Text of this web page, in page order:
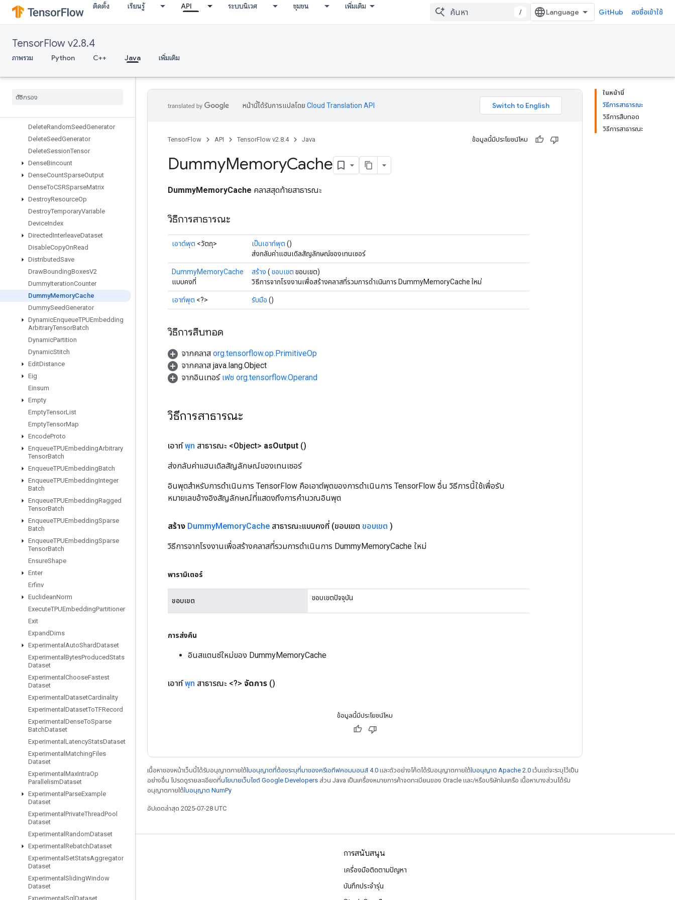
ติดตั้ง เรียนรู้ API ระบบนิเวศ ชุมชน เพิ่มเติม
/ GitHub ลงชื่อเข้าใช้
TensorFlow v2.8.4
ภาพรวม Python C++ Java เพิ่มเติม
DebugNanCount
DebugNumericSummary
DecodeImage
DecodePaddedRaw
DeepCopy
DeleteRandomSeedGenerator
DeleteSeedGenerator
DeleteSessionTensor
DenseBincount
DenseCountSparseOutput
DenseToCSRSparseMatrix
DestroyResourceOp
DestroyTemporaryVariable
DeviceIndex
DirectedInterleaveDataset
DisableCopyOnRead
DistributedSave
DrawBoundingBoxesV2
DummyIterationCounter
DummyMemoryCache
DummySeedGenerator
DynamicEnqueueTPUEmbedding
ArbitraryTensorBatch
DynamicPartition
DynamicStitch
EditDistance
Eig
Einsum
Empty
EmptyTensorList
EmptyTensorMap
EncodeProto
EnqueueTPUEmbeddingArbitrary
TensorBatch
EnqueueTPUEmbeddingBatch
EnqueueTPUEmbeddingInteger
Batch
EnqueueTPUEmbeddingRagged
TensorBatch
EnqueueTPUEmbeddingSparse
Batch
EnqueueTPUEmbeddingSparse
TensorBatch
EnsureShape
Enter
Erfinv
EuclideanNorm
ExecuteTPUEmbeddingPartitioner
Exit
ExpandDims
Experimental AutoShardDataset
Experimental BytesProducedStats
Dataset
Experimental ChooseFastest
Dataset
Experimental DatasetCardinality
Experimental DatasetToTFRecord
Experimental DenseToSparse
BatchDataset
Experimental LatencyStatsDataset
Experimental MatchingFiles
Dataset
Experimental MaxIntraOp
ParallelismDataset
Experimental ParseExample
Dataset
Experimental PrivateThreadPool
Dataset
Experimental RandomDataset
Experimental RebatchDataset
Experimental SetStatsAggregator
Dataset
Experimental SlidingWindow
Dataset
Experimental Sql Dataset
ในหน้านี้
วิธีการสาธารณะ
วิธีการสืบทอด
วิธีการสาธารณะ
หน้านี้ได้รับการแปลโดย Cloud Translation API
TensorFlow API TensorFlow v2.8.4 Java ข้อมูลนี้มีประโยชน์ไหม
DummyMemoryCache
DummyMemoryCache คลาสสุดท้ายสาธารณะ
วิธีการสาธารณะ
เอาต์พุต <วัตถุ> เป็นเอาท์พุต ()
ส่งกลับค่าแฮนเดิลสัญลักษณ์ของเทนเซอร์
DummyMemoryCache
แบบคงที่
สร้าง ( ขอบเขต ขอบเขต)
วิธีการจากโรงงานเพื่อสร้างคลาสที่รวมการดำเนินการ DummyMemoryCache ใหม่
เอาท์พุต <?> รับมือ ()
วิธีการสืบทอด
จากคลาส org.tensorflow.op.PrimitiveOp
จากคลาส java.lang.Object
จากอินเทอร์ เฟซ org.tensorflow.Operand
วิธีการสาธารณะ
เอาท์พุท สาธารณะ <Object> asOutput ()
ส่งกลับค่าแฮนเดิลสัญลักษณ์ของเทนเซอร์
อินพุตสำหรับการดำเนินการ TensorFlow คือเอาต์พุตของการดำเนินการ TensorFlow อื่น วิธีการนี้ใช้เพื่อรับ
หมายเลขอ้างอิงสัญลักษณ์ที่แสดงถึงการคำนวณอินพุต
สร้าง DummyMemoryCache สาธารณะแบบคงที่ (ขอบเขต ขอบเขต )
วิธีการจากโรงงานเพื่อสร้างคลาสที่รวมการดำเนินการ DummyMemoryCache ใหม่
พารามิเตอร์
ขอบเขต ขอบเขตปัจจุบัน
การส่งคืน
อินสแตนซ์ใหม่ของ DummyMemoryCache
เอาท์พุท สาธารณะ <?> จัดการ ()
ข้อมูลนี้มีประโยชน์ไหม
เนื้อหาของหน้าเว็บนี้ได้รับอนุญาตภายใต้ใบอนุญาตที่ต้องระบุที่มาของครีเอทีฟคอมมอนส์ 4.0 และตัวอย่างโค้ดได้รับอนุญาตภายใต้ใบอนุญาต Apache 2.0 เว้นแต่จะระบุไว้เป็น
อย่างอื่น โปรดดูรายละเอียดที่นโยบายเว็บไซต์ Google Developers ส่วน Java เป็นเครื่องหมายการค้าจดทะเบียนของ Oracle และ/หรือบริษัทในเครือ เนื้อหาบางส่วนได้รับ
อนุญาตภายใต้ใบอนุญาต NumPy
อัปเดตล่าสุด 2025-07-28 UTC
เชื่อมต่อเสมอ
ฟอรัม
การสนับสนุน
เครื่องมือติดตามปัญหา
บันทึกประจำรุ่น